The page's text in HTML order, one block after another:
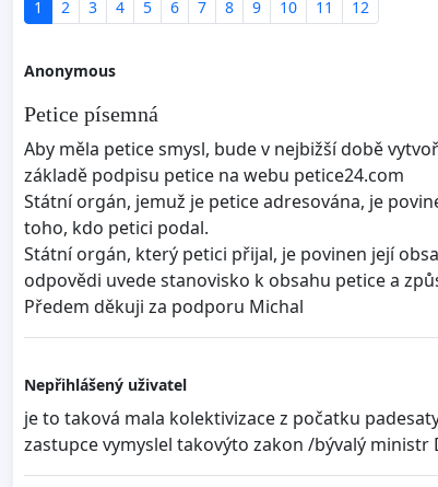
1 2 3 4 5 6 7 8 9 10 11 12
Anonymous
Petice písemná
Aby měla petice smysl, bude v nejbižší době
základě podpisu petice na webu petice24.com
Státní orgán, jemuž je petice adresována, je
toho, kdo petici podal.
Státní orgán, který petici přijal, je povinen její
odpovědi uvede stanovisko k obsahu petice a
Předem děkuji za podporu Michal
Nepřihlášený uživatel
je to taková mala kolektivizace z počatku
zastupce vymyslel takovýto zakon /bývalý